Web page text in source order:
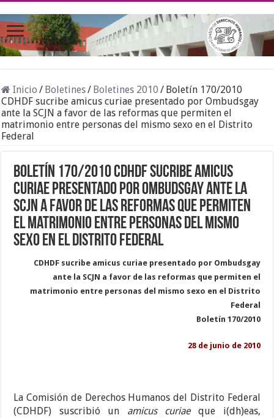
Inicio / Boletines/ Boletines 2010 / Boletín 170/2010
CDHDF sucribe amicus curiae presentado por Ombudsgay
ante la SCJN a favor de las reformas que permiten el
matrimonio entre personas del mismo sexo en el Distrito
Federal
Boletín 170/2010 CDHDF sucribe amicus
curiae presentado por Ombudsgay ante la
SCJN a favor de las reformas que permiten
el matrimonio entre personas del mismo
sexo en el Distrito Federal
CDHDF sucribe amicus curiae presentado por Ombudsgay
ante la SCJN a favor de las reformas que permiten el
matrimonio entre personas del mismo sexo en el Distrito
Federal
Boletín 170/2010
28 de junio de 2010
La Comisión de Derechos Humanos del Distrito Federal
(CDHDF) suscribió un amicus curiaeque i(dh)eas,